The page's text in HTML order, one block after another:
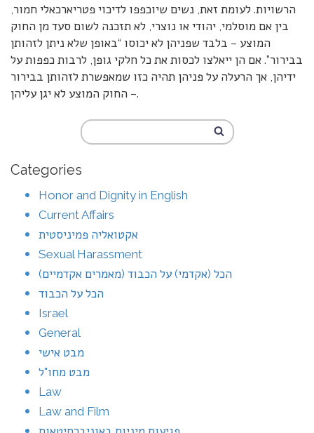
הרשויות. לעומת זאת, נשים שיוכפפו לדיכוי פטריארכאלי חמור,
בין אם מוסלמי, יהודי או נוצרי, לא תזכנה לשום סעד מן החוק
המוצע – בלבד שפניהן לא יכוסו “באופן שלא ניתן לזהותן
בבירור”. אם הן ייאלצו לכסות את כל חלקי גופן, לרבות כפפות על
ידיהן, אך הרעלה על פניהן תהיה כזו שמאפשרת לזהותן בבירור
– החוק המוצע לא יגן עליהן.
Categories
Honor and Dignity in English
Current Affairs
אקטואליה פמיניסטית
Sexual Harassment
הכל (אקדמי) על הכבוד (מאמרים אקדמיים)
הכל על הכבוד
Israel
General
מבט אישי
מבט מחו"ל
Law
Law and Film